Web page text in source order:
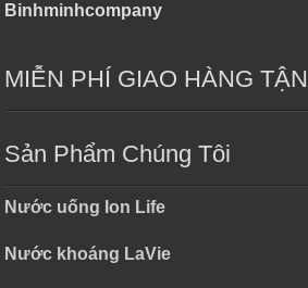
Binhminhcompany
MIỄN PHÍ GIAO HÀNG
Sản Phẩm Chúng Tôi
Nước uống Ion Life
Nước khoáng LaVie